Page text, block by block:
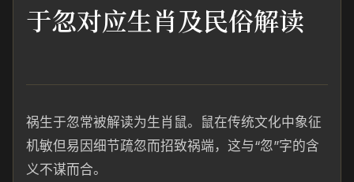
于忽对应生肖及民俗解读
祸生于忽常被解读为生肖鼠。鼠在传统文化中象征
机敏但易因细节疏忽而招致祸端，这与“忽”字的含
义不谋而合。